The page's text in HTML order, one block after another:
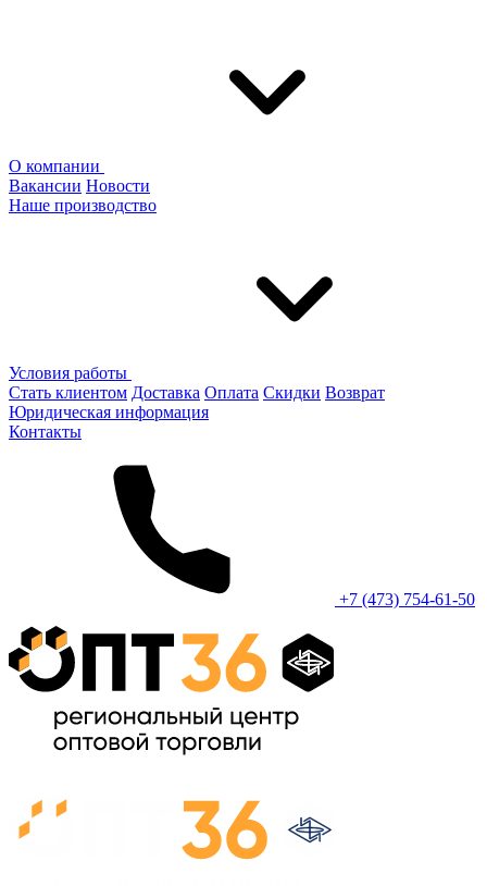
О компании
Вакансии Новости
Наше производство
Условия работы
Стать клиентом Доставка Оплата Скидки Возврат
Юридическая информация
Контакты
+7 (473) 754-61-50